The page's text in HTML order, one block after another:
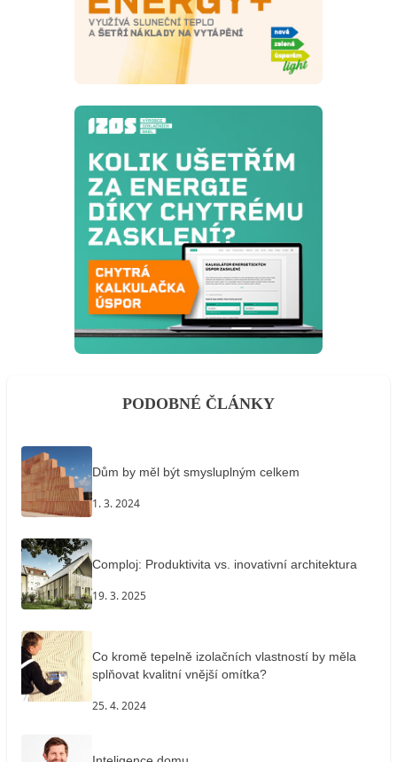
PODOBNÉ ČLÁNKY
Dům by měl být smysluplným celkem
1. 3. 2024
Comploj: Produktivita vs. inovativní architektura
19. 3. 2025
Co kromě tepelně izolačních vlastností by měla
splňovat kvalitní vnější omítka?
25. 4. 2024